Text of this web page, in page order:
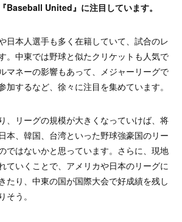
Baseball United』に注目しています。
日本人選手も多く在籍していて、試合のレ
。中東では野球と似たクリケットも人気で
マネーの影響もあって、メジャーリーグで
加するなど、徐々に注目を集めています。
、リーグの規模が大きくなっていけば、将
本、韓国、台湾といった野球強豪国のリー
ではないかと思っています。さらに、現地
ていくことで、アメリカや日本のリーグに
たり、中東の国が国際大会で好成績を残し
う。